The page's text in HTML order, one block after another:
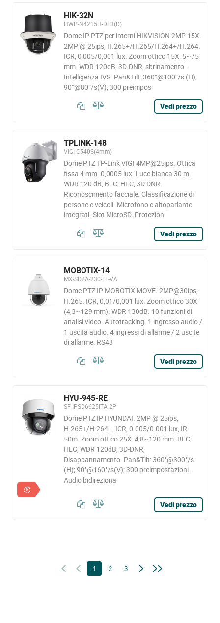
HIK-32N
HWP-N4215H-DE3(D)
Dome IP PTZ per interni HIKVISION 2MP 15X.
2MP @ 25ips, H.265+/H.265/H.264+/H.264.
ICR, 0,005/0,001 lux. Zoom ottico 15X: 5~75
mm. WDR 120dB, 3D-DNR, sbrinamento.
Intelligenza IVS. Pan&Tilt: 360°@100°/s (H);
90°@80°/s(V); 300 preimpos
Vedi prezzo
TPLINK-148
VIGI C540S(4mm)
Dome PTZ TP-Link VIGI 4MP@25ips. Ottica
fissa 4 mm. 0,0005 lux. Luce bianca 30 m.
WDR 120 dB, BLC, HLC, 3D DNR.
Riconoscimento facciale. Classificazione di
persone e veicoli. Microfono e altoparlante
integrati. Slot MicroSD. Protezion
Vedi prezzo
MOBOTIX-14
MX-SD2A-230-LL-VA
Dome PTZ IP MOBOTIX MOVE. 2MP@30ips,
H.265. ICR, 0,01/0,001 lux. Zoom ottico 30X
(4,3~129 mm). WDR 130dB. 10 funzioni di
analisi video. Autotracking. 1 ingresso audio /
1 uscita audio. 4 ingressi di allarme / 2 uscite
di allarme. RS48
Vedi prezzo
HYU-945-RE
SF-IPSD6625ITA-2P
Dome PTZ IP HYUNDAI. 2MP @ 25ips,
H.265+/H.264+. ICR, 0.005/0.001 lux, IR
50m. Zoom ottico 25X: 4,8~120 mm. BLC,
HLC, WDR 120dB, 3D-DNR,
Disappannamento. Pan&Tilt: 360°@300°/s
(H); 90°@160°/s(V); 300 preimpostazioni.
Audio bidireziona
Vedi prezzo
1 2 3